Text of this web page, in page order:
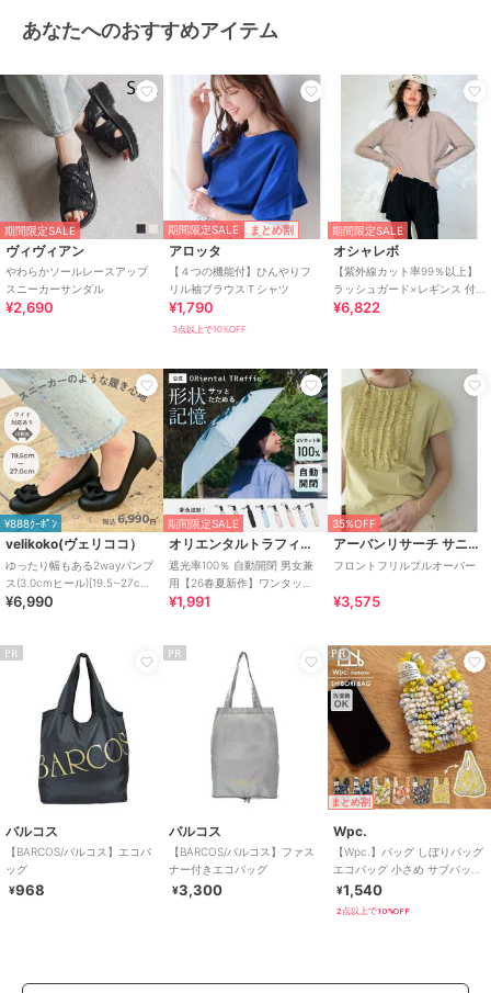
あなたへのおすすめアイテム
期間限定SALE
ヴィヴィアン
やわらかソールレースアップ
スニーカーサンダル
¥2,690
期間限定SALE まとめ割
アロッタ
【４つの機能付】ひんやりフ
リル袖ブラウスＴシャツ
¥1,790
3点以上で10%OFF
期間限定SALE
オシャレボ
【紫外線カット率99％以上】
ラッシュガード×レギンス 付
き タンキニ
¥6,822
¥888ｸｰﾎﾟﾝ
velikoko(ヴェリココ）
ゆったり幅もある2wayパンプ
ス(3.0cmヒール)[19.5~27cm]
ラクチンきれいシューズ
¥6,990
期間限定SALE
オリエンタルトラフィック
遮光率100％ 自動開閉 男女兼
用【26春夏新作】ワンタッチ
晴雨兼用 折りたたみ傘 /G-
¥1,991
35%OFF
アーバンリサーチ サニーレーベル
フロントフリルプルオーバー
¥3,575
PR
バルコス
【BARCOS/バルコス】エコバ
ッグ
¥968
PR
バルコス
【BARCOS/バルコス】ファス
ナー付きエコバッグ
¥3,300
PR
まとめ割
Wpc.
【Wpc.】バッグ しぼりバッグ
エコバッグ 小さめ サブバッグ
コンパクト 洗濯可能 レディ
ース
¥1,540
2点以上で10%OFF